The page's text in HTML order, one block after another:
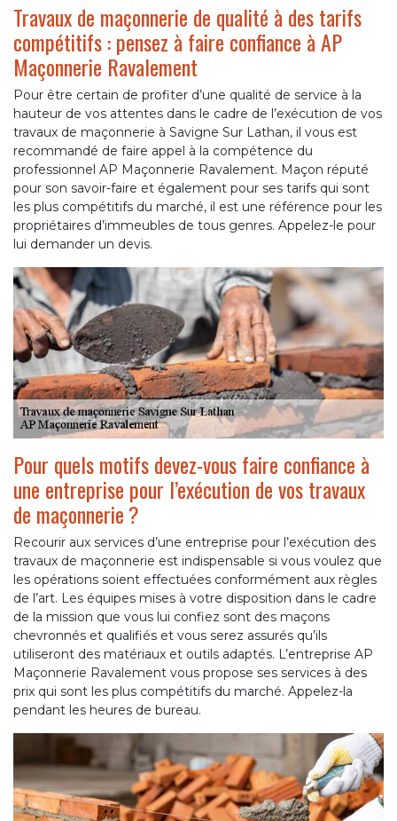
Travaux de maçonnerie de qualité à des tarifs
compétitifs : pensez à faire confiance à AP
Maçonnerie Ravalement
Pour être certain de profiter d’une qualité de service à la
hauteur de vos attentes dans le cadre de l’exécution de vos
travaux de maçonnerie à Savigne Sur Lathan, il vous est
recommandé de faire appel à la compétence du
professionnel AP Maçonnerie Ravalement. Maçon réputé
pour son savoir-faire et également pour ses tarifs qui sont
les plus compétitifs du marché, il est une référence pour les
propriétaires d’immeubles de tous genres. Appelez-le pour
lui demander un devis.
Pour quels motifs devez-vous faire confiance à
une entreprise pour l’exécution de vos travaux
de maçonnerie ?
Recourir aux services d’une entreprise pour l’exécution des
travaux de maçonnerie est indispensable si vous voulez que
les opérations soient effectuées conformément aux règles
de l’art. Les équipes mises à votre disposition dans le cadre
de la mission que vous lui confiez sont des maçons
chevronnés et qualifiés et vous serez assurés qu’ils
utiliseront des matériaux et outils adaptés. L’entreprise AP
Maçonnerie Ravalement vous propose ses services à des
prix qui sont les plus compétitifs du marché. Appelez-la
pendant les heures de bureau.